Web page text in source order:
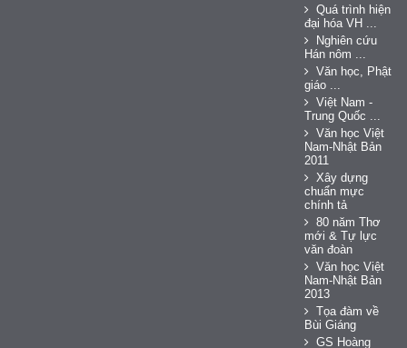
Quá trình hiện
đại hóa VH ...
Nghiên cứu
Hán nôm ...
Văn học, Phật
giáo ...
Việt Nam -
Trung Quốc ...
Văn học Việt
Nam-Nhật Bản
2011
Xây dựng
chuẩn mực
chính tả
80 năm Thơ
mới & Tự lực
văn đoàn
Văn học Việt
Nam-Nhật Bản
2013
Tọa đàm về
Bùi Giáng
GS Hoàng